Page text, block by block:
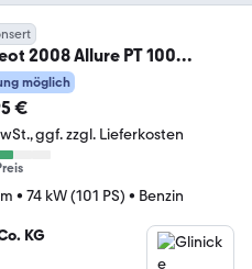
2008 Allure PT 100
Kamera PDC ACC Ca
möglich
€
ggf. zzgl. Lieferkosten
• 74 kW (101 PS) • Benzin
KG